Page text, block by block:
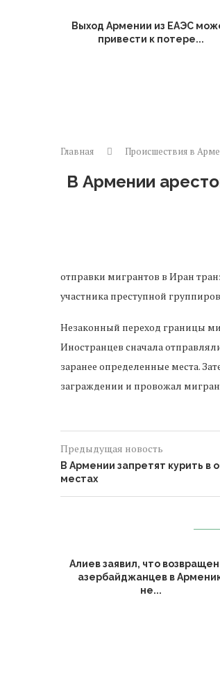
Выход Армении из ЕАЭС
привести к потере...
Главная Происшествия в
В Армении
отправки мигрантов в Иран
участника преступной
Незаконный переход границы
Иностранцев сначала
заранее определенные места.
заграждении и провожал
Предыдущая новость
В Армении запретят курить в
местах
Алиев заявил, что
азербайджанцев в
не...